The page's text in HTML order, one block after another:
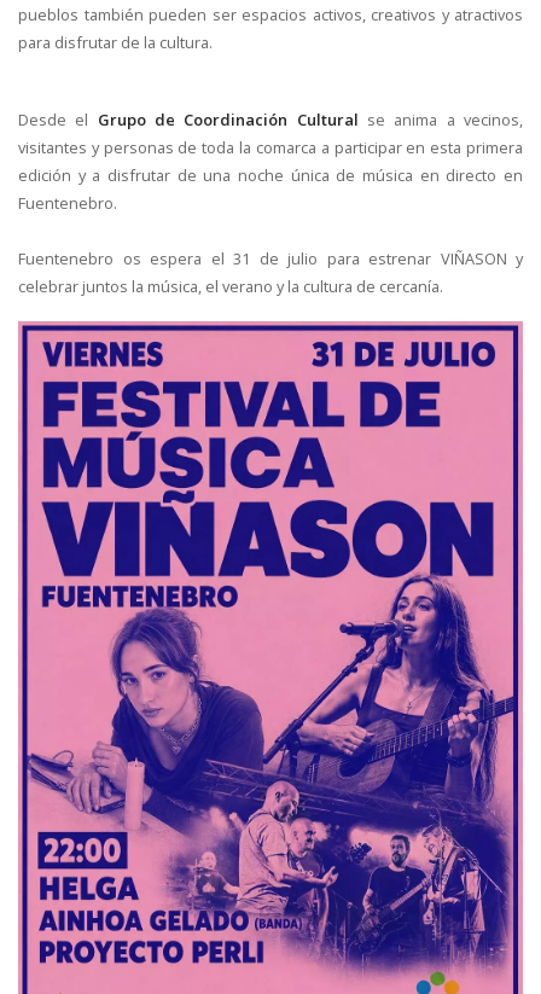
pueblos también pueden ser espacios activos, creativos y atractivos
para disfrutar de la cultura.
Desde el Grupo de Coordinación Cultural se anima a vecinos,
visitantes y personas de toda la comarca a participar en esta primera
edición y a disfrutar de una noche única de música en directo en
Fuentenebro.
Fuentenebro os espera el 31 de julio para estrenar VIÑASON y
celebrar juntos la música, el verano y la cultura de cercanía.